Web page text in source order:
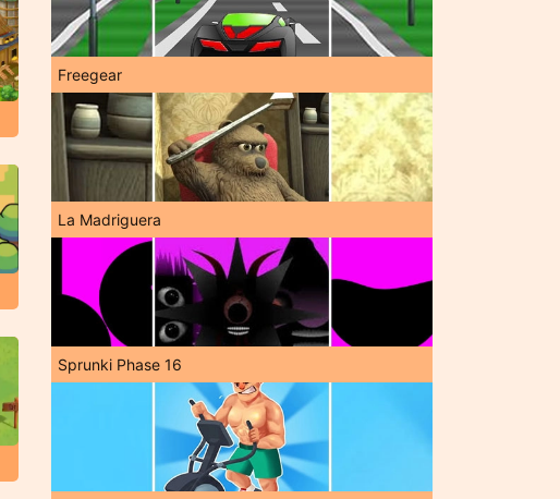
Freegear
La Madriguera
Sprunki Phase 16